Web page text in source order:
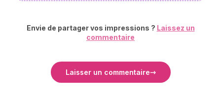
Envie de partager vos impressions ? Laissez un
commentaire
Laisser un commentaire